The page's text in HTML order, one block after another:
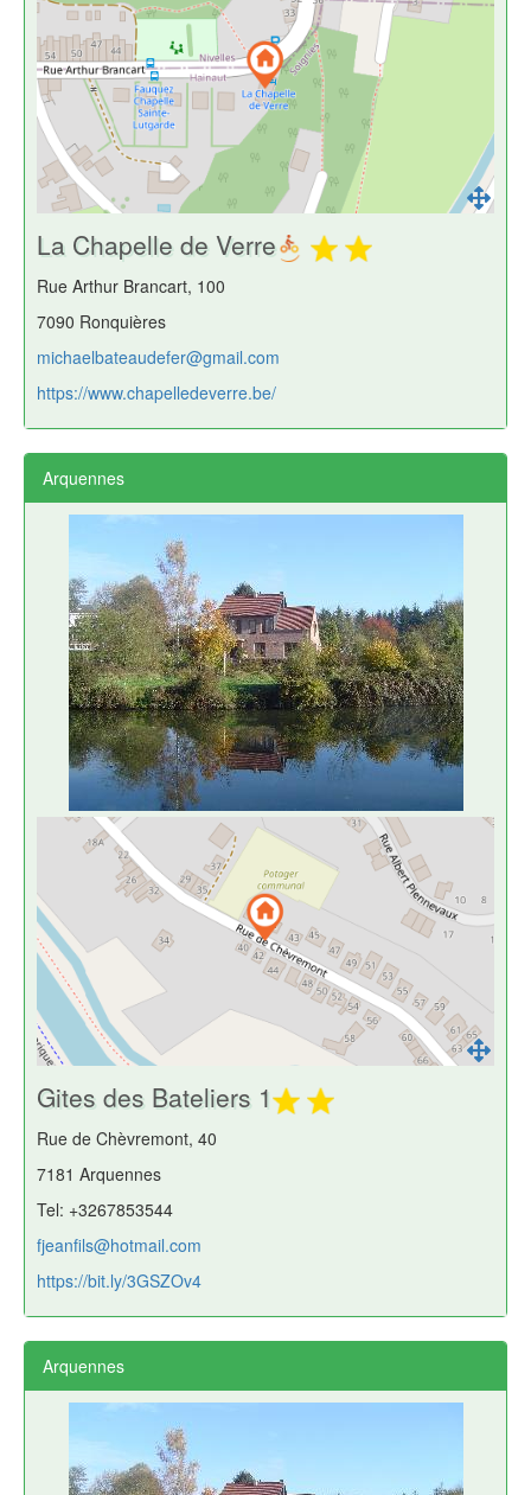
La Chapelle de Verre
Rue Arthur Brancart, 100
7090 Ronquières
michaelbateaudefer@gmail.com
https://www.chapelledeverre.be/
Arquennes
Gites des Bateliers 1
Rue de Chèvremont, 40
7181 Arquennes
Tel: +3267853544
fjeanfils@hotmail.com
https://bit.ly/3GSZOv4
Arquennes